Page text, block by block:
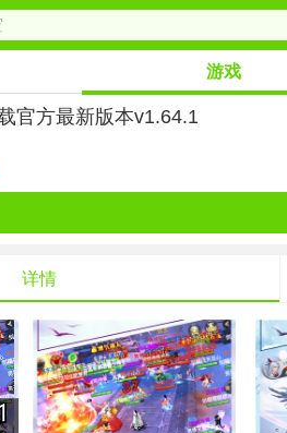
游戏
官方最新版本v1.64.1
详情